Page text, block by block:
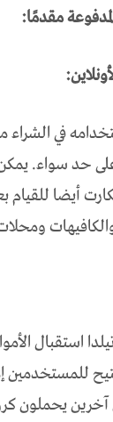
مقدمًا:
في الشراء
على حد سواء.
أيضا للقيام
استقبال
للمستخدمين
يحملون